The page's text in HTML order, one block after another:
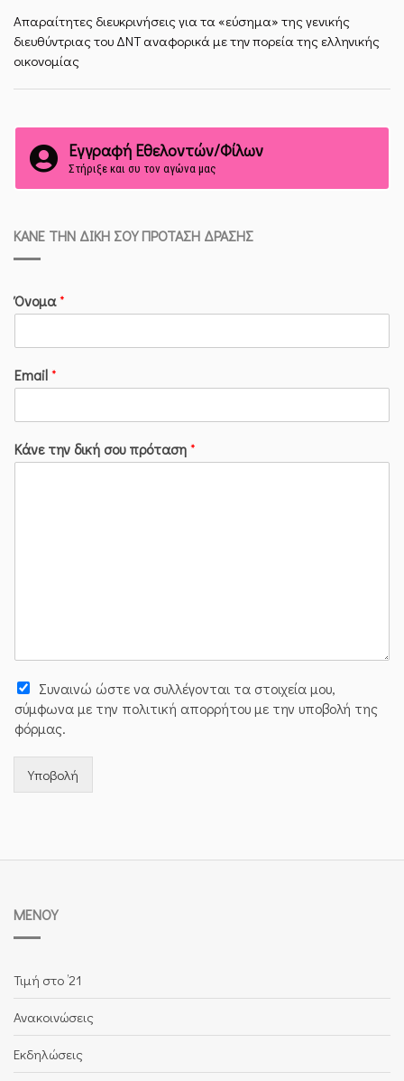
Απαραίτητες διευκρινήσεις για τα «εύσημα» της γενικής
διευθύντριας του ΔΝΤ αναφορικά με την πορεία της ελληνικής
οικονομίας
Εγγραφή Εθελοντών/Φίλων
Στήριξε και συ τον αγώνα μας
ΚΆΝΕ ΤΗΝ ΔΙΚΉ ΣΟΥ ΠΡΌΤΑΣΗ ΔΡΆΣΗΣ
Όνομα*
Email*
Κάνε την δική σου πρόταση*
Συναινώ ώστε να συλλέγoνται τα στοιχεία μου,
σύμφωνα με την πολιτική απορρήτου με την υποβολή της
φόρμας.
Υποβολή
ΜΕΝΟΎ
Τιμή στο ’21
Ανακοινώσεις
Εκδηλώσεις